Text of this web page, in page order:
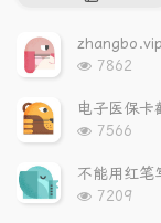
章
浏
次
数:
7862
电子医保卡
浏
次
数:
7566
不能用红笔
浏
7209